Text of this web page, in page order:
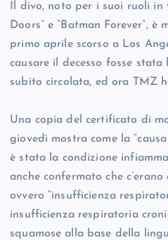
Il divo, noto per i suoi ruoli in
Doors” e “Batman Forever”, è
primo aprile scorso a Los
causare il decesso fosse
subito circolata, ed ora TMZ
Una copia del certificato di
giovedì mostra come la
è stata la condizione
anche confermato che
ovvero “insufficienza
insufficienza respiratoria
squamose alla base della